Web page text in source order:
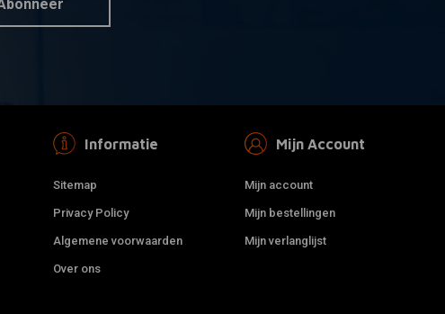
Informatie
Sitemap
Privacy Policy
Algemene voorwaarden
Over ons
Mijn Account
Mijn account
Mijn bestellingen
Mijn verlanglijst